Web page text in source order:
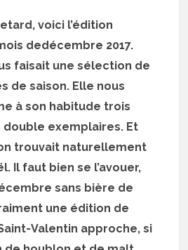
voici l’édition
dedécembre 2017.
faisait une sélection de
de saison. Elle nous
à son habitude trois
exemplaires. Et
trouvait naturellement
Il faut bien se l’avouer,
sans bière de
une édition de
Valentin approche, si